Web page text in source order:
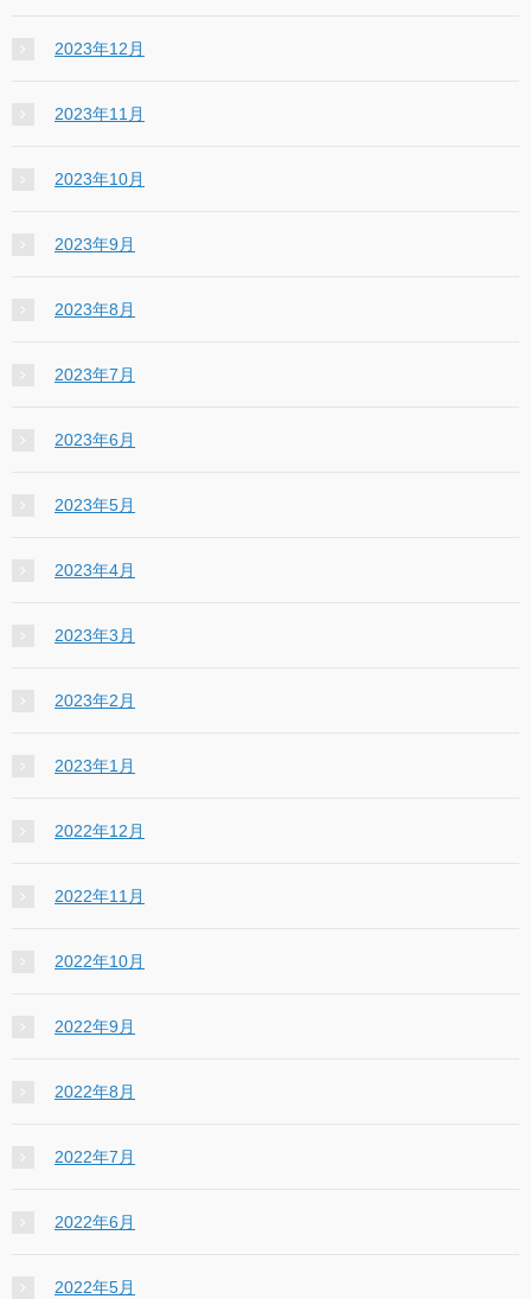
2023年12月
2023年11月
2023年10月
2023年9月
2023年8月
2023年7月
2023年6月
2023年5月
2023年4月
2023年3月
2023年2月
2023年1月
2022年12月
2022年11月
2022年10月
2022年9月
2022年8月
2022年7月
2022年6月
2022年5月